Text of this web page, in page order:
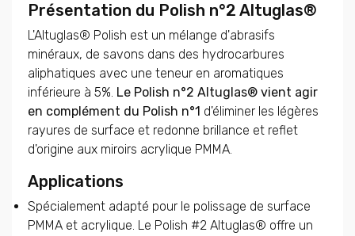
Présentation du Polish n°2 Altuglas®
L'Altuglas® Polish est un mélange d'abrasifs
minéraux, de savons dans des hydrocarbures
aliphatiques avec une teneur en aromatiques
inférieure à 5%. Le Polish n°2 Altuglas® vient agir
en complément du Polish n°1 d'éliminer les légères
rayures de surface et redonne brillance et reflet
d'origine aux miroirs acrylique PMMA.
Applications
Spécialement adapté pour le polissage de surface
PMMA et acrylique. Le Polish #2 Altuglas® offre un